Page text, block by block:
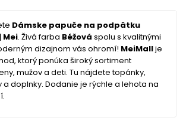
Dámske papuče na podpätku
Mei. Živá farba Béžová spolu s kvalitnými
dizajnom vás ohromí! MeiMallje
ktorý ponúka široký sortiment
mužov a deti. Tu nájdete topánky,
doplnky. Dodanie je rýchle a lehota na